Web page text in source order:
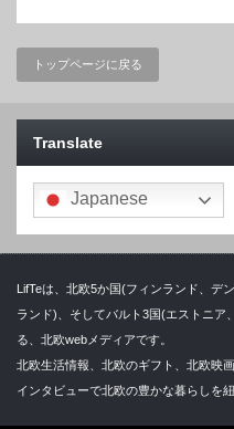
トップページに戻る
Translate
Japanese
LifTeは、北欧5か国(フィンランド、デ
ランド)、そしてバルト3国(エストニア
る、北欧webメディアです。
北欧生活情報、北欧のギフト、北欧映
インタビューで北欧の豊かな暮らしを紐